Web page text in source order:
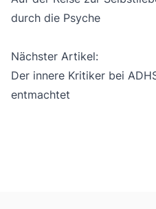
durch die Psyche
Nächster Artikel:
Der innere Kritiker bei
entmachtet